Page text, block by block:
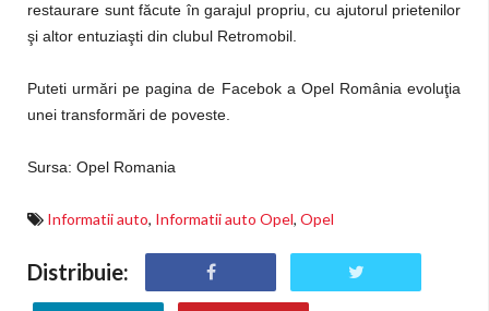
restaurare sunt făcute în garajul propriu, cu ajutorul prietenilor
şi altor entuziaşti din clubul Retromobil.
Puteti urmări pe pagina de Facebok a Opel România evoluţia
unei transformări de poveste.
Sursa: Opel Romania
Informatii auto, Informatii auto Opel, Opel
Distribuie: